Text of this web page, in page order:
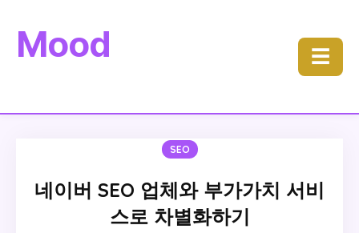
Mood ☰
SEO
네이버 SEO 업체와 부가가치 서비
스로 차별화하기